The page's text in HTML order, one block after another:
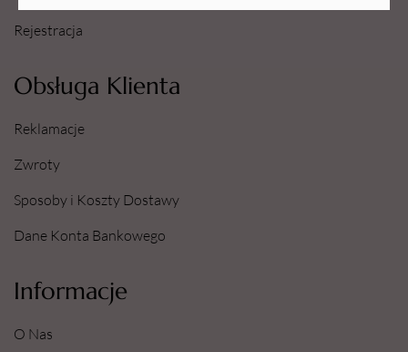
Rejestracja
Obsługa Klienta
Reklamacje
Zwroty
Sposoby i Koszty Dostawy
Dane Konta Bankowego
Informacje
O Nas